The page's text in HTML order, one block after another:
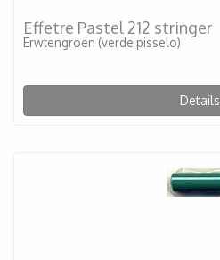
Effetre Pastel 212 stringer
Erwtengroen (verde pisselo)
Details